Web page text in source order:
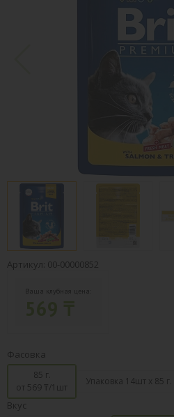
Артикул: 00-00000852
Ваша клубная цена:
Фасовка
85 г.
от 569 ₸/1шт
Упаковка 14шт х 85 г.
Вкус